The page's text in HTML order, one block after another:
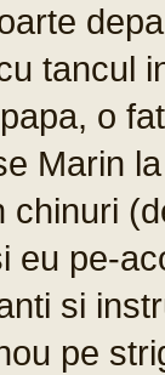
tancul
o
Marin
chinuri
eu pe-
si
pe